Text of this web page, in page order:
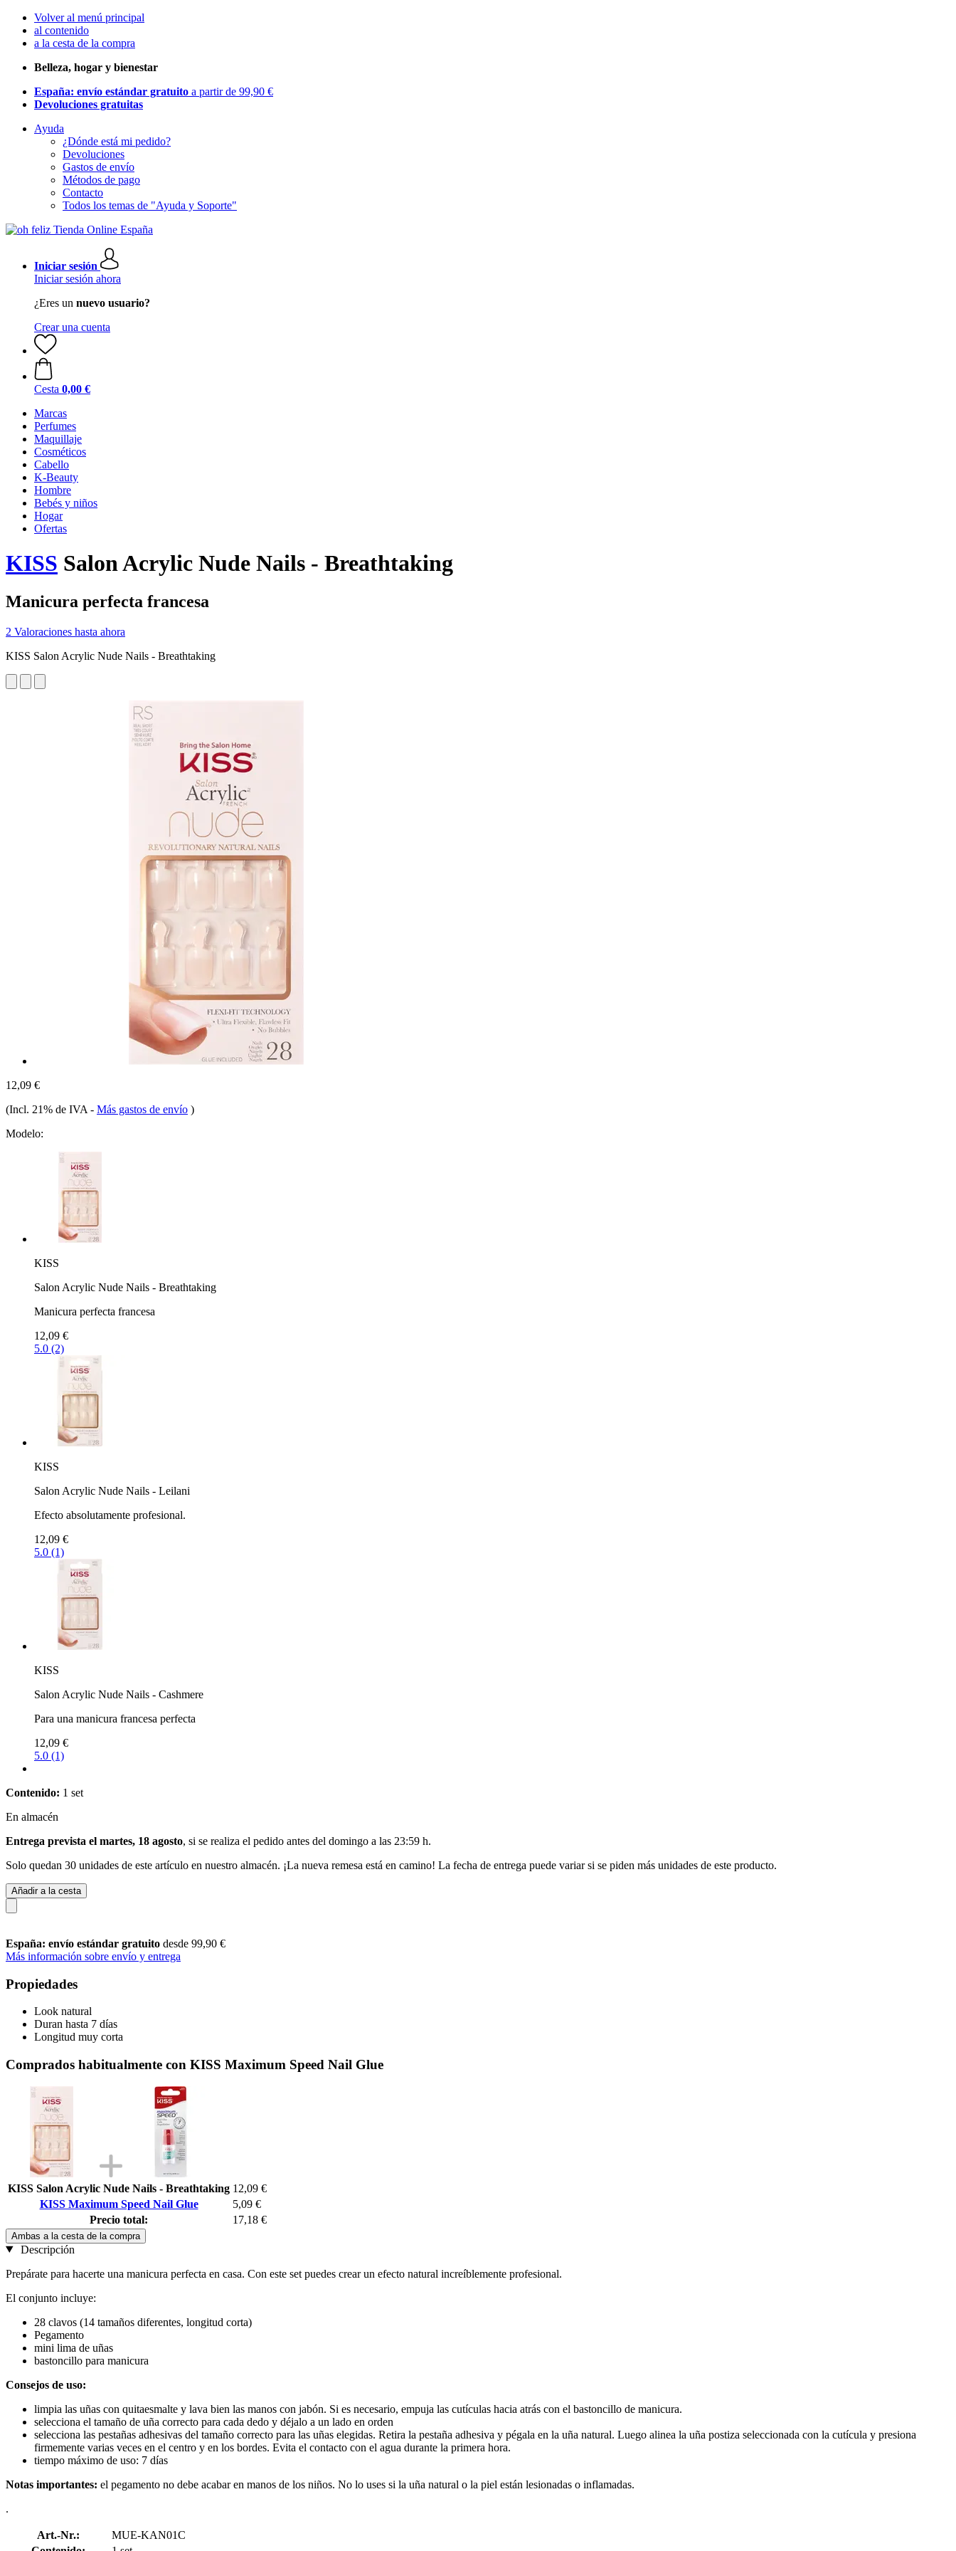
Volver al menú principal
al contenido
a la cesta de la compra
Belleza, hogar y bienestar
España: envío estándar gratuito a partir de 99,90 €
Devoluciones gratuitas
Ayuda
¿Dónde está mi pedido?
Devoluciones
Gastos de envío
Métodos de pago
Contacto
Todos los temas de "Ayuda y Soporte"
Iniciar sesión
Iniciar sesión ahora
¿Eres un nuevo usuario?
Crear una cuenta
Cesta 0,00 €
Marcas
Perfumes
Maquillaje
Cosméticos
Cabello
K-Beauty
Hombre
Bebés y niños
Hogar
Ofertas
KISS Salon Acrylic Nude Nails - Breathtaking
Manicura perfecta francesa
2 Valoraciones hasta ahora
KISS Salon Acrylic Nude Nails - Breathtaking
12,09 €
(Incl. 21% de IVA - Más gastos de envío )
Modelo:
KISS
Salon Acrylic Nude Nails - Breathtaking
Manicura perfecta francesa
12,09 €
5.0 (2)
KISS
Salon Acrylic Nude Nails - Leilani
Efecto absolutamente profesional.
12,09 €
5.0 (1)
KISS
Salon Acrylic Nude Nails - Cashmere
Para una manicura francesa perfecta
12,09 €
5.0 (1)
Contenido: 1 set
En almacén
Entrega prevista el martes, 18 agosto, si se realiza el pedido antes del domingo a las 23:59 h.
Solo quedan 30 unidades de este artículo en nuestro almacén. ¡La nueva remesa está en camino! La fecha de entrega puede variar si se piden más unidades de este producto.
Añadir a la cesta
España: envío estándar gratuito desde 99,90 €
Más información sobre envío y entrega
Propiedades
Look natural
Duran hasta 7 días
Longitud muy corta
Comprados habitualmente con KISS Maximum Speed Nail Glue
KISS Salon Acrylic Nude Nails - Breathtaking 12,09 €
KISS Maximum Speed Nail Glue
5,09 €
Precio total:
17,18 €
Ambas a la cesta de la compra
Descripción
Prepárate para hacerte una manicura perfecta en casa. Con este set puedes crear un efecto natural increíblemente profesional.
El conjunto incluye:
28 clavos (14 tamaños diferentes, longitud corta)
Pegamento
mini lima de uñas
bastoncillo para manicura
Consejos de uso:
limpia las uñas con quitaesmalte y lava bien las manos con jabón. Si es necesario, empuja las cutículas hacia atrás con el bastoncillo de manicura.
selecciona el tamaño de uña correcto para cada dedo y déjalo a un lado en orden
selecciona las pestañas adhesivas del tamaño correcto para las uñas elegidas. Retira la pestaña adhesiva y pégala en la uña natural. Luego alinea la uña postiza seleccionada con la cutícula y presiona
firmemente varias veces en el centro y en los bordes. Evita el contacto con el agua durante la primera hora.
tiempo máximo de uso: 7 días
Notas importantes: el pegamento no debe acabar en manos de los niños. No lo uses si la uña natural o la piel están lesionadas o inflamadas.
.
Art.-Nr.:
MUE-KAN01C